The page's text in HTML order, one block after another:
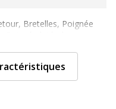
Bretelles, Poignée
Poche à fermeture